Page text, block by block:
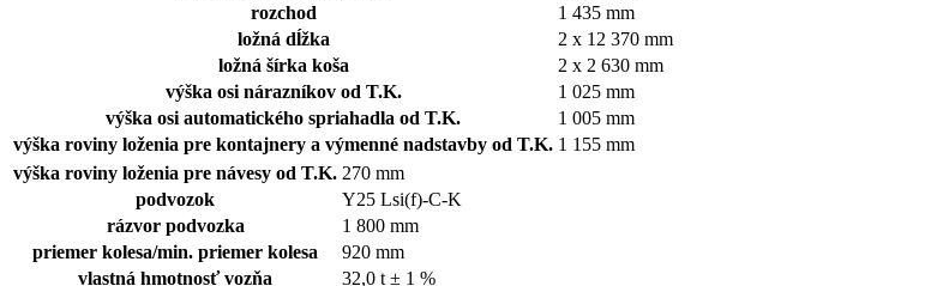
rozchod
1 435 mm
ložná dĺžka
2 x 12 370 mm
ložná šírka koša
2 x 2 630 mm
výška osi nárazníkov od T.K.
1 025 mm
výška osi automatického spriahadla od T.K.
1 005 mm
výška roviny loženia pre kontajnery a výmenné nadstavby od T.K. 1 155 mm
výška roviny loženia pre návesy od T.K. 270 mm
podvozok
Y25 Lsi(f)-C-K
rázvor podvozka
1 800 mm
priemer kolesa/min. priemer kolesa
920 mm
vlastná hmotnosť vozňa
32,0 t ± 1 %